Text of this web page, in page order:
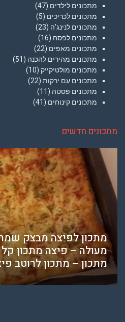
מתכונים לילדים (47)
מתכונים לכריכים (5)
מתכונים לנינג'ה (23)
מתכונים לפסח (16)
מתכונים מאפים (22)
מתכונים מהירים להכנה (51)
מתכונים מולטיקייק (10)
מתכונים עם ירקות (22)
מתכונים פסטה (11)
מתכונים קינוחים (41)
מתכונים חדשים
מתכון לפיצה מבצק
מעולה – פיצה מתכון
מתכון – מתכון לרוטב